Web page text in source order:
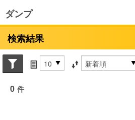
ダンプ
検索結果
Search conditions
件数 並び替え条件
0 件